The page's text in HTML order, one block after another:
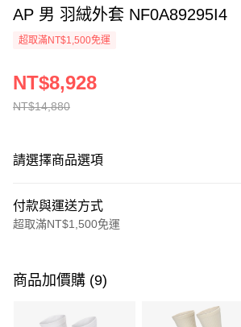
AP 男 羽絨外套 NF0A89295I4
超取滿NT$1,500免運
NT$14,880
NT$8,928
請選擇商品選項
付款與運送方式
超取滿NT$1,500免運
信用卡一次付款
商品加價購 (9)